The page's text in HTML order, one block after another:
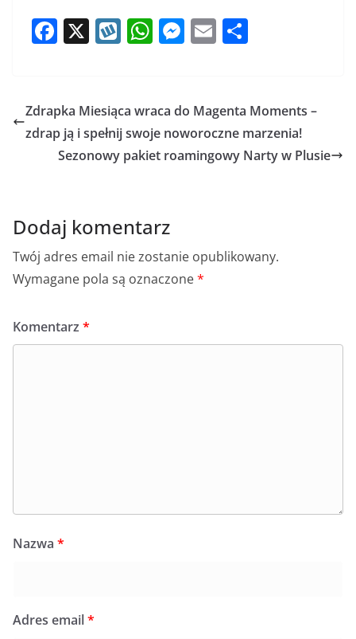
F
e
b
o
X W
o
p
W
s
A
p
M
e
n
g
E
l e
Zdrapka Miesiąca wraca do Magenta Moments –
zdrap ją i spełnij swoje noworoczne marzenia!
Sezonowy pakiet roamingowy Narty w Plusie
Dodaj komentarz
Twój adres email nie zostanie opublikowany.
Wymagane pola są oznaczone*
Komentarz *
Nazwa *
Adres email*